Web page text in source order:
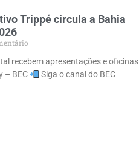
Trippé circula a Bahia
recebem apresentações e oficinas
– BEC
Siga o canal do BEC